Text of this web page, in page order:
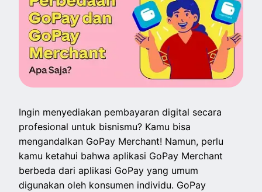
Ingin menyediakan pembayaran digital secara
profesional untuk bisnismu? Kamu bisa
mengandalkan GoPay Merchant! Namun, perlu
kamu ketahui bahwa aplikasi GoPay Merchant
berbeda dari aplikasi GoPay yang umum
digunakan oleh konsumen individu. GoPay